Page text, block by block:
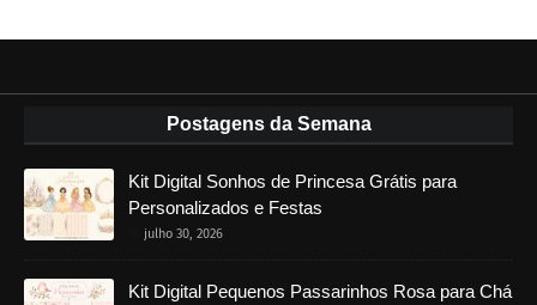
Postagens da Semana
Kit Digital Sonhos de Princesa Grátis para
Personalizados e Festas
julho 30, 2026
Kit Digital Pequenos Passarinhos Rosa para Chá